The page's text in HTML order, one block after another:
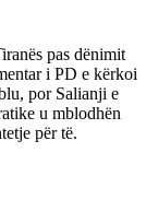
pas dënimit
i PD e kërkoi
por Salianji e
u mblodhën
për të.